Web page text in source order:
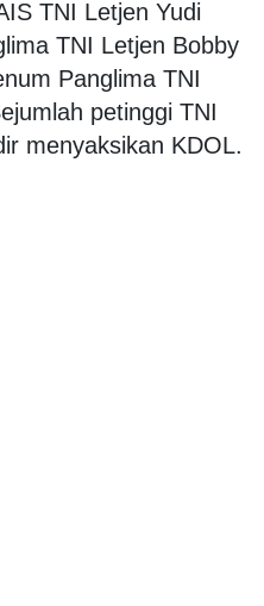
TNI Letjen Yudi
TNI Letjen Bobby
Panglima TNI
petinggi TNI
menyaksikan KDOL.